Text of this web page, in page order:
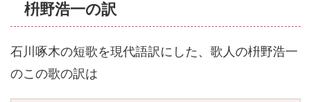
枡野浩一の訳
石川啄木の短歌を現代語訳にした、歌人の枡野浩一
のこの歌の訳は